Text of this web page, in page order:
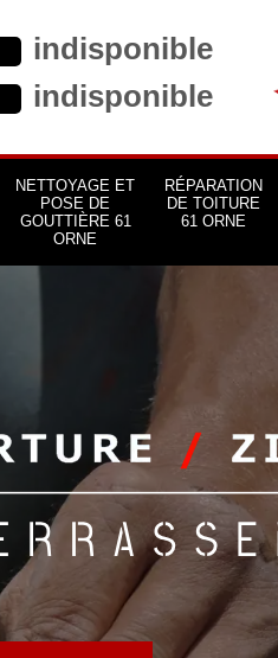
indisponible
indisponible
NETTOYAGE ET
POSE DE
GOUTTIÈRE 61
ORNE
RÉPARATION
DE TOITURE
61 ORNE